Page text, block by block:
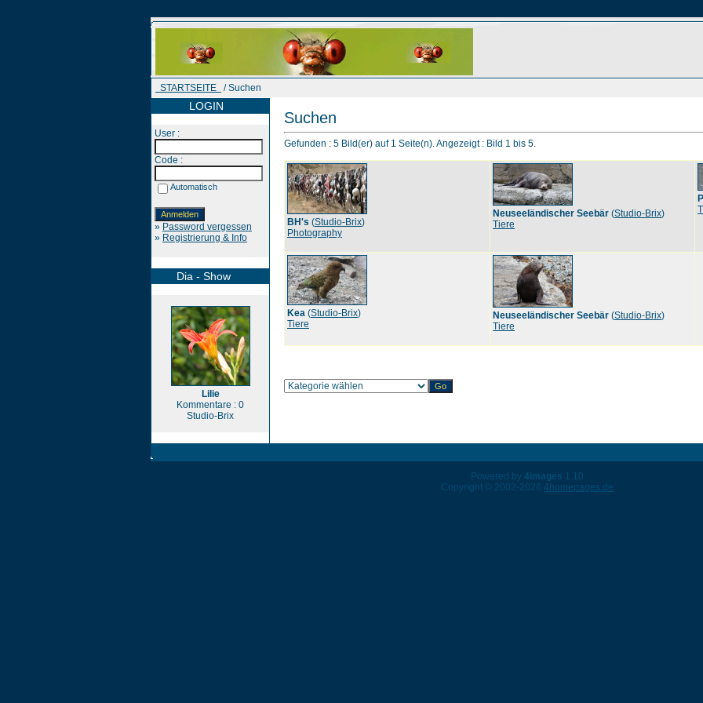
STARTSEITE / Suchen
LOGIN
User :
Code :
Automatisch
» Password vergessen
» Registrierung & Info
Dia - Show
Lilie
Kommentare : 0
Studio-Brix
Suchen
Gefunden : 5 Bild(er) auf 1 Seite(n). Angezeigt : Bild 1 bis 5.
BH's (Studio-Brix)
Photography
Neuseeländischer Seebär (Studio-Brix)
Tiere
Kea (Studio-Brix)
Tiere
Neuseeländischer Seebär (Studio-Brix)
Tiere
Powered by 4images 1.10
Copyright © 2002-2026 4homepages.de